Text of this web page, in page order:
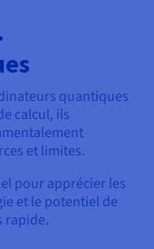
quantiques
calcul, ils
et limites.
pour apprécier les
et le potentiel de
rapide.